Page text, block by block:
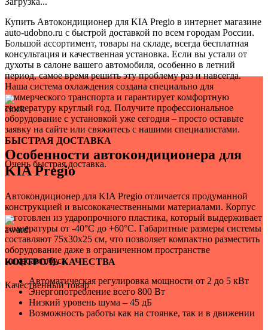
Купить Автокондиционер для KIA Pregio в интернет магазине
auto-udobno.ru с быстрой доставкой по всем городам России.
Большой ассортимент, товары на складе, всегда бесплатная
консультация и качественная установка. Если вы устали от
духоты в салоне вашего автомобиля, особенно в летний
период, самое время решить эту проблему раз и навсегда.
Наша система охлаждения создана специально для
коммерческого транспорта и гарантирует комфортную
температуру круглый год. Получите профессиональное
оборудование с установкой уже сегодня – просто оставьте
заявку на сайте или свяжитесь с нашими специалистами.
Особенности автокондиционера для
KIA Pregio
Автокондиционер для KIA Pregio отличается продуманной
конструкцией и высококачественными материалами. Корпус
изготовлен из ударопрочного пластика, который выдерживает
температуры от -40°C до +60°C. Габаритные размеры системы
составляют 75х30х25 см, что позволяет компактно разместить
оборудование даже в ограниченном пространстве
микроавтобуса.
Автоматическая регулировка мощности от 2 до 5 кВт
Энергопотребление всего 800 Вт
Низкий уровень шума – 45 дБ
Возможность работы как на стоянке, так и в движении
БЫСТРАЯ ДОСТАВКА
Очень быстрая доставка.
КОНТРОЛЬ КАЧЕСТВА
Качественный товар